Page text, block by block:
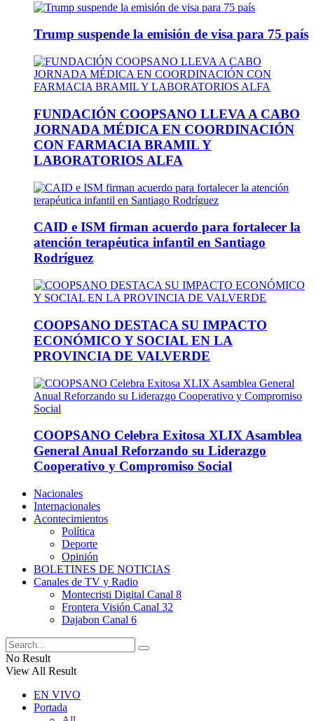
Trump suspende la emisión de visa para 75 país
FUNDACIÓN COOPSANO LLEVA A CABO
JORNADA MÉDICA EN COORDINACIÓN
CON FARMACIA BRAMIL Y
LABORATORIOS ALFA
CAID e ISM firman acuerdo para fortalecer la
atención terapéutica infantil en Santiago
Rodríguez
COOPSANO DESTACA SU IMPACTO
ECONÓMICO Y SOCIAL EN LA
PROVINCIA DE VALVERDE
COOPSANO Celebra Exitosa XLIX Asamblea
General Anual Reforzando su Liderazgo
Cooperativo y Compromiso Social
Nacionales
Internacionales
Acontecimientos
Política
Deporte
Opinión
BOLETINES DE NOTICIAS
Canales de TV y Radio
Montecristi Digital Canal 8
Frontera Visión Canal 32
Dajabon Canal 6
No Result
View All Result
EN VIVO
Portada